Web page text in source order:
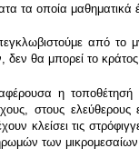
τα οποία μαθηματικά
από το
θα μπορεί το
η
στους
κλείσει τις
των μικρομεσαίων